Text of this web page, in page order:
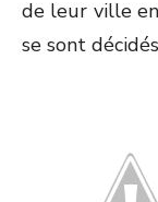
de leur ville
se sont